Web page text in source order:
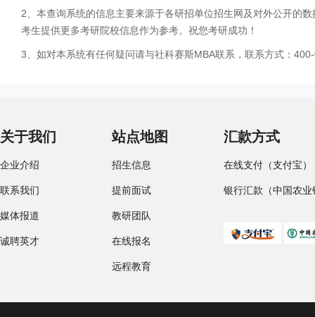
2、本查询系统的信息主要来源于各研招单位招生网及对外公开的
考生提供更多考研院校信息作为参考。祝您考研成功！
3、如对本系统有任何疑问请与社科赛斯MBA联系，联系方式：
关于我们
企业介绍
联系我们
媒体报道
诚聘英才
站点地图
招生信息
提前面试
教研团队
在线报名
远程教育
汇款方式
在线支付（支付宝）
银行汇款（中国农业